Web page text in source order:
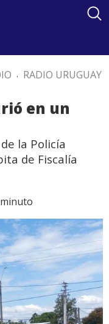
. RADIO URUGUAY
en un
la Policía
de Fiscalía
minuto